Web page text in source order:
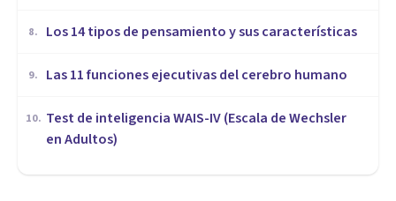
8. Los 14 tipos de pensamiento y sus características
9. Las 11 funciones ejecutivas del cerebro humano
10. Test de inteligencia WAIS-IV (Escala de Wechsler
en Adultos)
Estudiantes superdotados: